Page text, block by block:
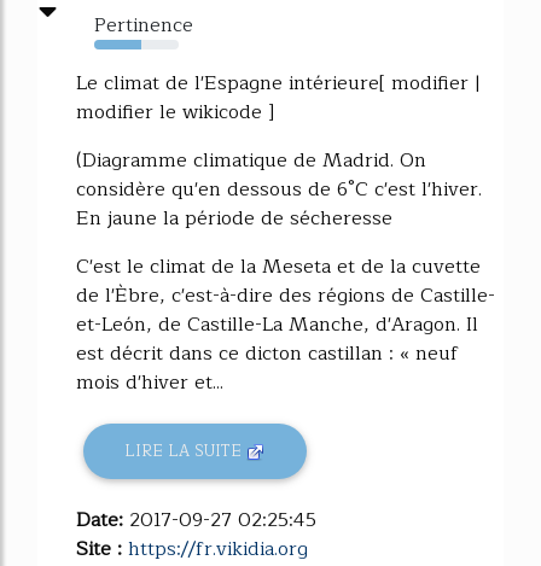
Pertinence
56%
Le climat de l'Espagne intérieure[ modifier |
modifier le wikicode ]
(Diagramme climatique de Madrid. On
considère qu'en dessous de 6°C c'est l'hiver.
En jaune la période de sécheresse
C'est le climat de la Meseta et de la cuvette
de l'Èbre, c'est-à-dire des régions de Castille-
et-León, de Castille-La Manche, d'Aragon. Il
est décrit dans ce dicton castillan : « neuf
mois d'hiver et...
LIRE LA SUITE
Date: 2017-09-27 02:25:45
Site :https://fr.vikidia.org